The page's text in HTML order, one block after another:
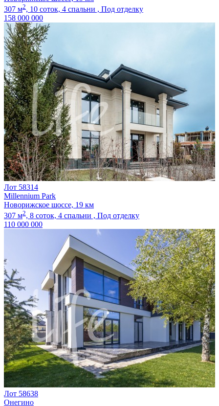
307 м2, 10 соток, 4 спальни , Под отделку
158 000 000
Лот 58314
Millennium Park
Новорижское шоссе, 19 км
307 м2, 8 соток, 4 спальни , Под отделку
110 000 000
Лот 58638
Онегино